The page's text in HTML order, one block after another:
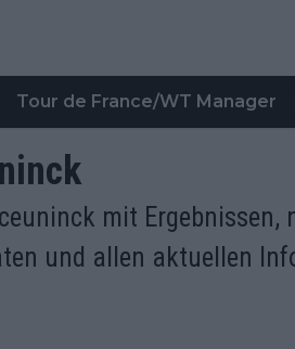
Tour de France/WT Manager
mit Ergebnissen,
und allen aktuellen